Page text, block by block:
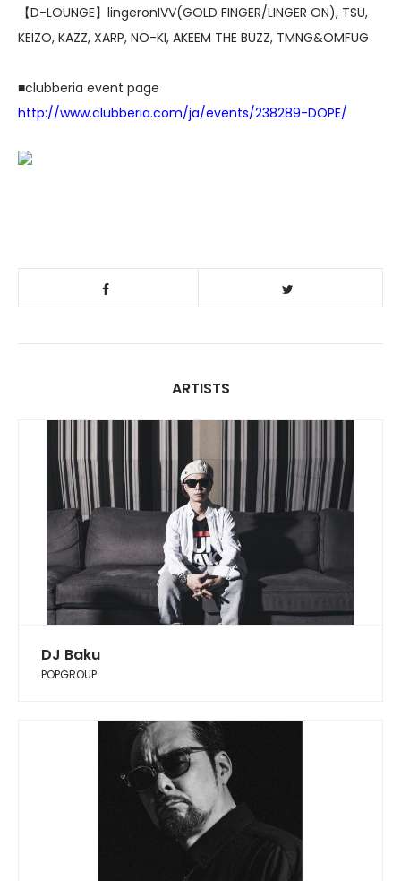
【D-LOUNGE】lingeronIVV(GOLD FINGER/LINGER ON), TSU,
KEIZO, KAZZ, XARP, NO-KI, AKEEM THE BUZZ, TMNG&OMFUG
■clubberia event page
http://www.clubberia.com/ja/events/238289-DOPE/
ARTISTS
DJ Baku
POPGROUP